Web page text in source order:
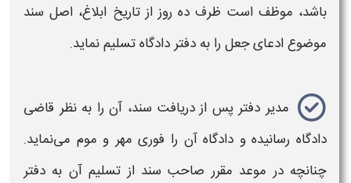
باشد، موظف است ظرف ده روز از تاریخ ابلاغ، اصل سند
موضوع ادعای جعل را به دفتر دادگاه تسلیم نماید.
مدیر دفتر پس از دریافت سند، آن را به نظر قاضی
دادگاه رسانیده و دادگاه آن را فوری مهر و موم می‌نماید.
چنانچه در موعد مقرر صاحب سند از تسلیم آن به دفتر